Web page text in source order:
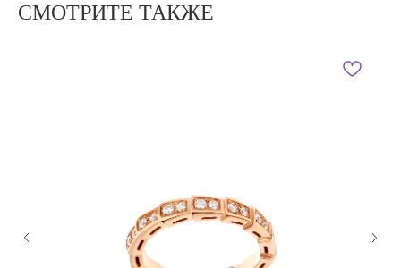
СМОТРИТЕ ТАКЖЕ